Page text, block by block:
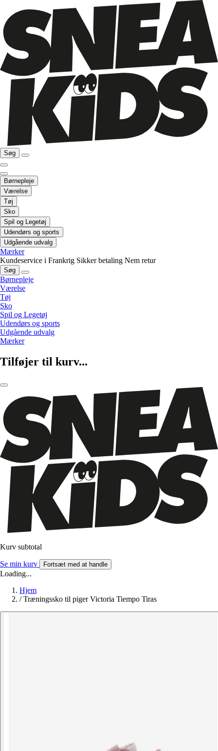
Søg
Børnepleje
Værelse
Tøj
Sko
Spil og Legetøj
Udendørs og sports
Udgående udvalg
Mærker
Kundeservice i Frankrig Sikker betaling Nem retur
Søg
Børnepleje
Værelse
Tøj
Sko
Spil og Legetøj
Udendørs og sports
Udgående udvalg
Mærker
Tilføjer til kurv...
Kurv subtotal
Se min kurv Fortsæt med at handle
Loading...
Hjem
/ Træningssko til piger Victoria Tiempo Tiras